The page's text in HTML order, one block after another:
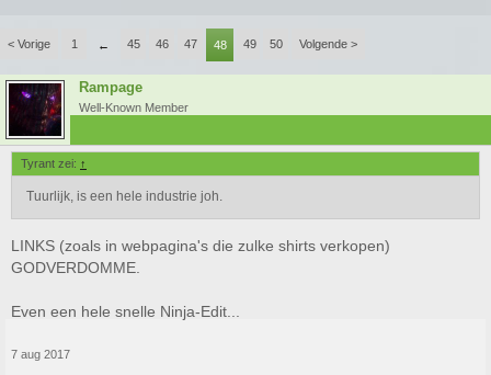
< Vorige 1 ← 45 46 47 48 49 50 Volgende >
Rampage
Well-Known Member
Tyrant zei: ↑
Tuurlijk, is een hele industrie joh.
LINKS (zoals in webpagina's die zulke shirts verkopen)
GODVERDOMME.
Even een hele snelle Ninja-Edit...
7 aug 2017